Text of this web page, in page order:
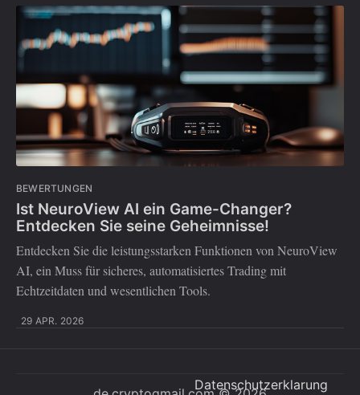
BEWERTUNGEN
Ist NeuroView AI ein Game-Changer?
Entdecken Sie seine Geheimnisse!
Entdecken Sie die leistungsstarken Funktionen von NeuroView
AI, ein Muss für sicheres, automatisiertes Trading mit
Echtzeitdaten und wesentlichen Tools.
29 APR. 2026
Datenschutzerklarung